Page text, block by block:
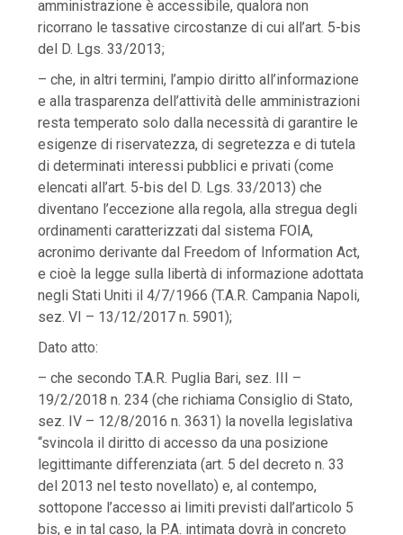
amministrazione è accessibile, qualora non
ricorrano le tassative circostanze di cui all’art. 5-bis
del D. Lgs. 33/2013;
– che, in altri termini, l’ampio diritto all’informazione
e alla trasparenza dell’attività delle amministrazioni
resta temperato solo dalla necessità di garantire le
esigenze di riservatezza, di segretezza e di tutela
di determinati interessi pubblici e privati (come
elencati all’art. 5-bis del D. Lgs. 33/2013) che
diventano l’eccezione alla regola, alla stregua degli
ordinamenti caratterizzati dal sistema FOIA,
acronimo derivante dal Freedom of Information Act,
e cioè la legge sulla libertà di informazione adottata
negli Stati Uniti il 4/7/1966 (T.A.R. Campania Napoli,
sez. VI – 13/12/2017 n. 5901);
Dato atto:
– che secondo T.A.R. Puglia Bari, sez. III –
19/2/2018 n. 234 (che richiama Consiglio di Stato,
sez. IV – 12/8/2016 n. 3631) la novella legislativa
“svincola il diritto di accesso da una posizione
legittimante differenziata (art. 5 del decreto n. 33
del 2013 nel testo novellato) e, al contempo,
sottopone l’accesso ai limiti previsti dall’articolo 5
bis, e in tal caso, la P.A. intimata dovrà in concreto